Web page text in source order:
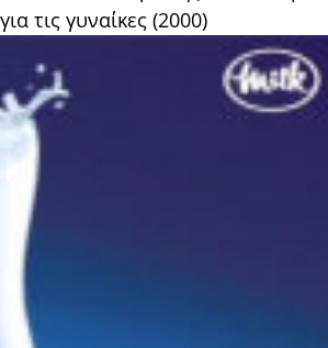
τις γυναίκες (2000)